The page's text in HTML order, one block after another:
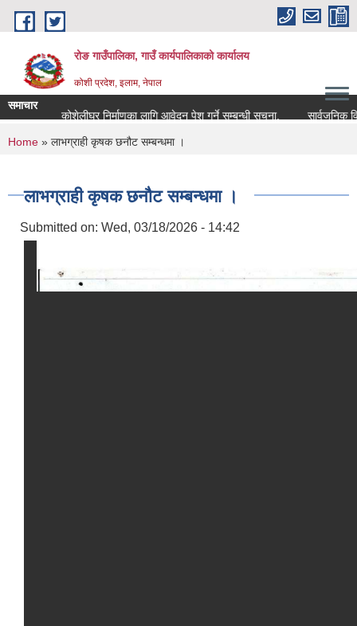
Skip to main content
रोङ गाउँपालिका, गाउँ कार्यपालिकाको कार्यालय
कोशी प्रदेश, इलाम, नेपाल
समाचार
रोङ कोशेलीघर निर्माणका लागि आवेदन पेश गर्ने सम्बन्धी सूचना.
सार्वजनिक
You are here
Home » लाभग्राही कृषक छनौट सम्बन्धमा ।
लाभग्राही कृषक छनौट सम्बन्धमा ।
Submitted on: Wed, 03/18/2026 - 14:42